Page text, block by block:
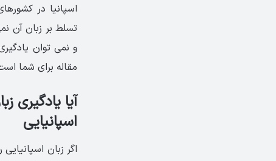
اسپانیا در
تسلط بر زبان آن
و نمی توان
مقاله برای شما
آیا
اسپانیایی
اگر زبان